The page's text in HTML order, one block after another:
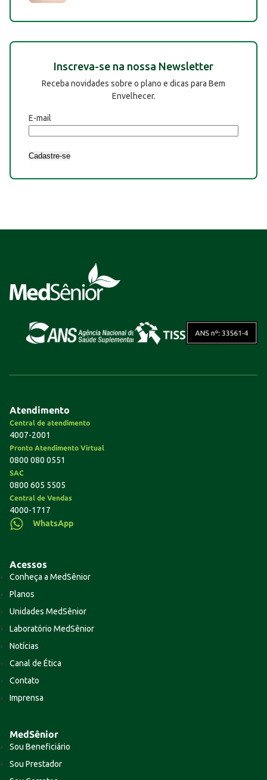
Inscreva-se na nossa Newsletter
Receba novidades sobre o plano e dicas para Bem
Envelhecer.
E-mail
Cadastre-se
Atendimento
Central de atendimento
4007-2001
Pronto Atendimento Virtual
0800 080 0551
SAC
0800 605 5505
Central de Vendas
4000-1717
WhatsApp
Acessos
Conheça a MedSênior
Planos
Unidades MedSênior
Laboratório MedSênior
Notícias
Canal de Ética
Contato
Imprensa
MedSênior
Sou Beneficiário
Sou Prestador